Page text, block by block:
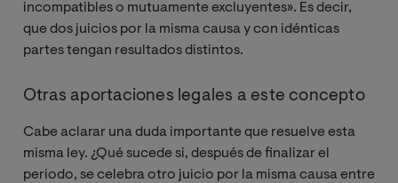
incompatibles o mutuamente excluyentes». Es decir,
que dos juicios por la misma causa y con idénticas
partes tengan resultados distintos.
Otras aportaciones legales a este concepto
Cabe aclarar una duda importante que resuelve esta
misma ley. ¿Qué sucede si, después de finalizar el
periodo, se celebra otro juicio por la misma causa entre